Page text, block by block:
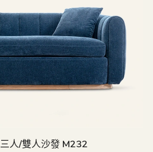
人/雙人沙發 M232